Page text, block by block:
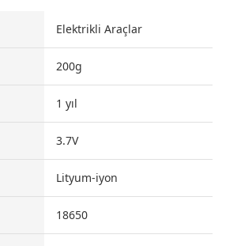
Elektrikli Araçlar
200g
1 yıl
3.7V
Lityum-iyon
18650